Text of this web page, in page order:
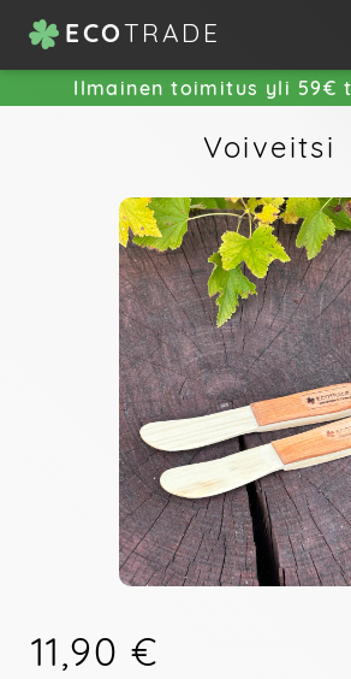
ECOTRADE
Ilmainen toimitus yli 59€
Voiveitsi
11,90 €